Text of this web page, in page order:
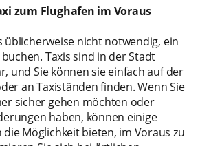
zum Flughafen im Voraus
üblicherweise nicht notwendig, ein
Taxis sind in der Stadt
und Sie können sie einfach auf der
an Taxiständen finden. Wenn Sie
sicher gehen möchten oder
haben, können einige
Möglichkeit bieten, im Voraus zu